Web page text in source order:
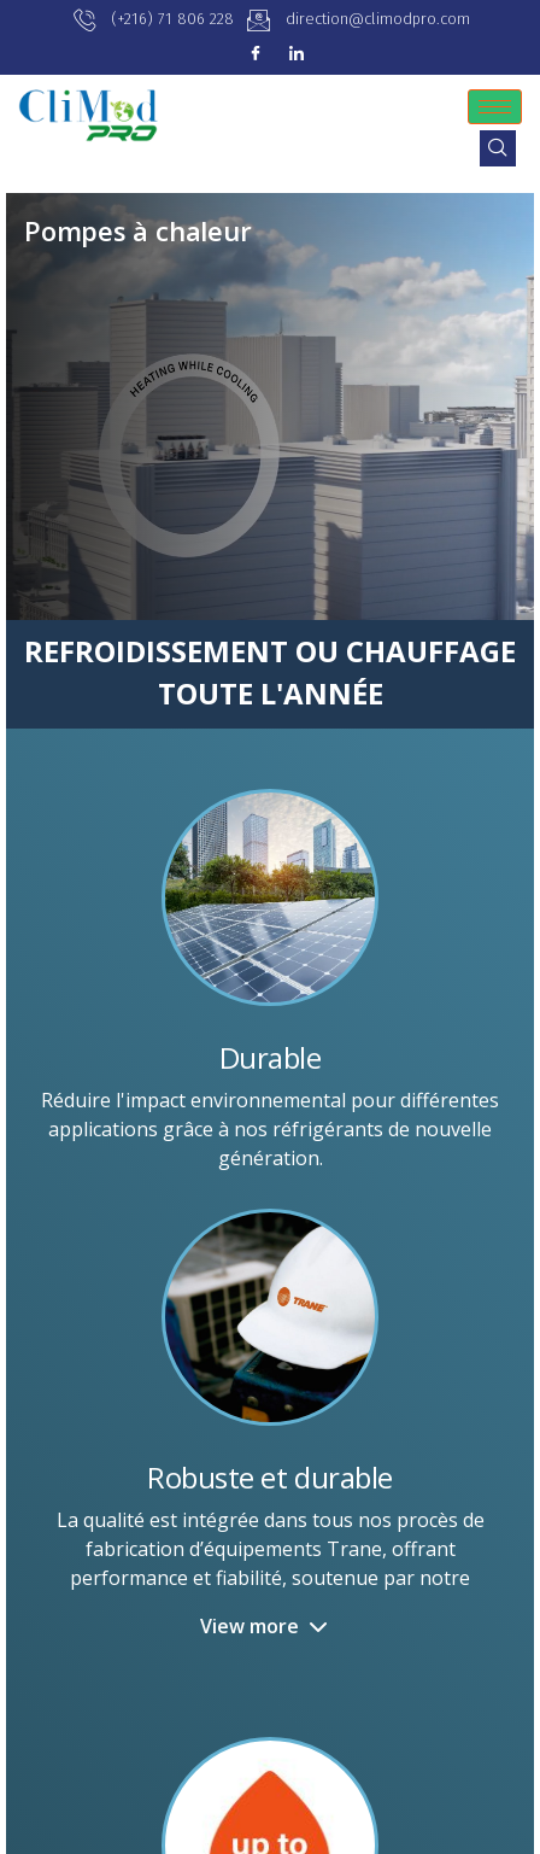
(+216) 71 806 228 direction@climodpro.com
Pompes à chaleur
REFROIDISSEMENT OU CHAUFFAGE
TOUTE L'ANNÉE
Durable
Réduire l'impact environnemental pour différentes
applications grâce à nos réfrigérants de nouvelle
génération.
Robuste et durable
La qualité est intégrée dans tous nos procès de
fabrication d’équipements Trane, offrant
performance et fiabilité, soutenue par notre
View more